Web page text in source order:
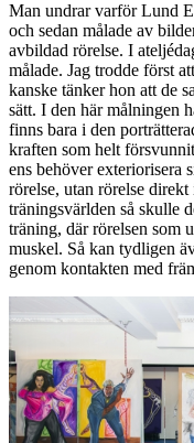
Man undrar varför Lund
och sedan målade av
avbildad rörelse. I
målade. Jag trodde först
kanske tänker hon att de
sätt. I den här målningen
finns bara i den
kraften som helt
ens behöver exteriorisera
rörelse, utan rörelse
träningsvärlden så skulle
träning, där rörelsen som
muskel. Så kan tydligen
genom kontakten med